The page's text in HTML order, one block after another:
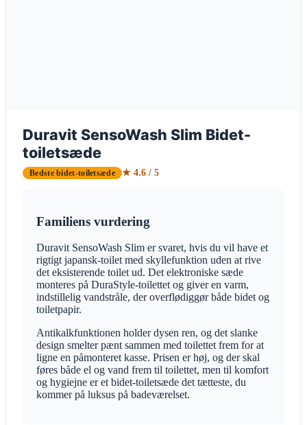
Duravit SensoWash Slim Bidet-
toiletsæde
Bedste bidet-toiletsæde ★ 4.6 / 5
Familiens vurdering
Duravit SensoWash Slim er svaret, hvis du vil have et
rigtigt japansk-toilet med skyllefunktion uden at rive
det eksisterende toilet ud. Det elektroniske sæde
monteres på DuraStyle-toilettet og giver en varm,
indstillelig vandstråle, der overflødiggør både bidet og
toiletpapir.
Antikalkfunktionen holder dysen ren, og det slanke
design smelter pænt sammen med toilettet frem for at
ligne en påmonteret kasse. Prisen er høj, og der skal
føres både el og vand frem til toilettet, men til komfort
og hygiejne er et bidet-toiletsæde det tætteste, du
kommer på luksus på badeværelset.